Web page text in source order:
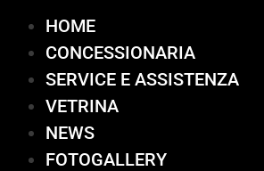
HOME
CONCESSIONARIA
SERVICE E ASSISTENZA
VETRINA
NEWS
FOTOGALLERY